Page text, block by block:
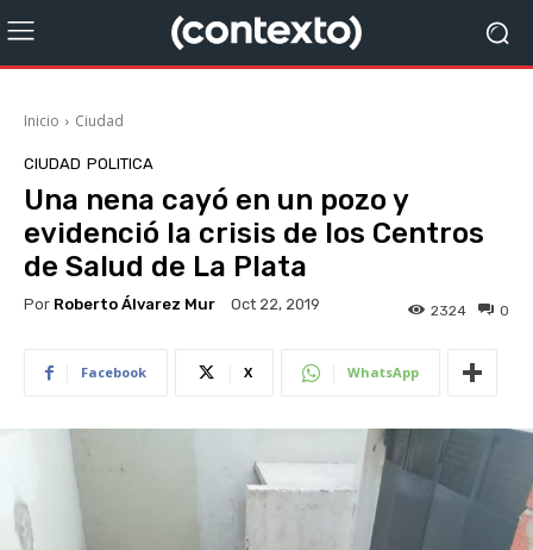
Inicio Ciudad
CIUDAD POLITICA
Una nena cayó en un pozo y
evidenció la crisis de los Centros
de Salud de La Plata
Por Roberto Álvarez Mur Oct 22, 2019 0
2324
Facebook X WhatsApp